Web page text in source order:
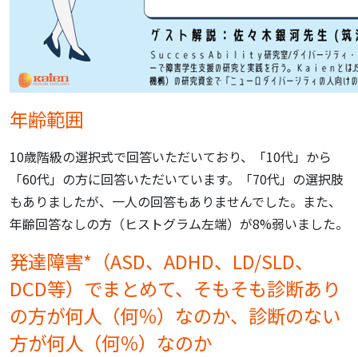
年齢範囲
10歳階級の選択式で回答いただいており、「10代」から
「60代」の方に回答いただいています。
「70代」の選択肢
もありましたが、一人の回答もありませんでした。 また、
年齢回答なしの方（ヒストグラム左端）が8%弱いました。
発達障害*（ASD、ADHD、LD/SLD、
DCD等）でまとめて、そもそも診断あり
の方が何人（何％）なのか、診断のない
方が何人（何％）なのか